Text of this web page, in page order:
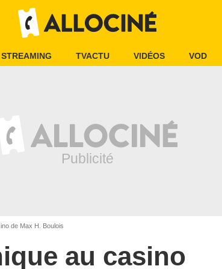
STREAMING TVACTU VIDÉOS VOD
de Max H. Boulois
au casino